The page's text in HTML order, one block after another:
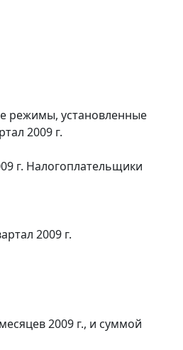
режимы, установленные
2009 г.
г. Налогоплательщики
2009 г.
2009 г., и суммой